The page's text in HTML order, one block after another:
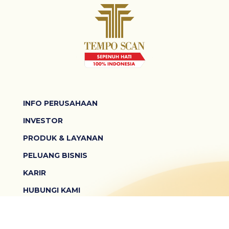
INFO PERUSAHAAN
INVESTOR
PRODUK & LAYANAN
PELUANG BISNIS
KARIR
HUBUNGI KAMI